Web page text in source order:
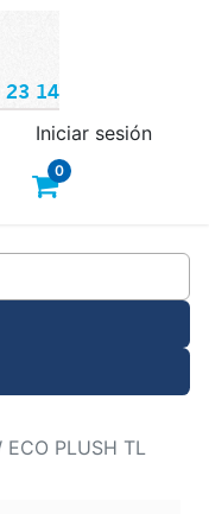
23 14
0
Iniciar sesión
PLUSH TL